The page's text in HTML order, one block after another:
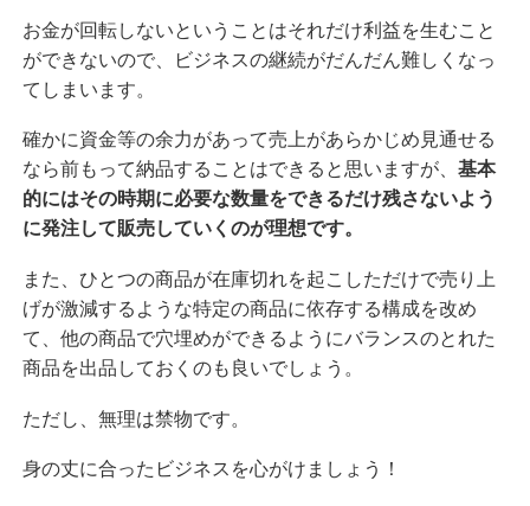
お金が回転しないということはそれだけ利益を生むこと
ができないので、ビジネスの継続がだんだん難しくなっ
てしまいます。
確かに資金等の余力があって売上があらかじめ見通せる
なら前もって納品することはできると思いますが、 基本
的にはその時期に必要な数量をできるだけ残さないよう
に発注して販売していくのが理想です。
また、ひとつの商品が在庫切れを起こしただけで売り上
げが激減するような特定の商品に依存する構成を改め
て、他の商品で穴埋めができるようにバランスのとれた
商品を出品しておくのも良いでしょう。
ただし、無理は禁物です。
身の丈に合ったビジネスを心がけましょう！